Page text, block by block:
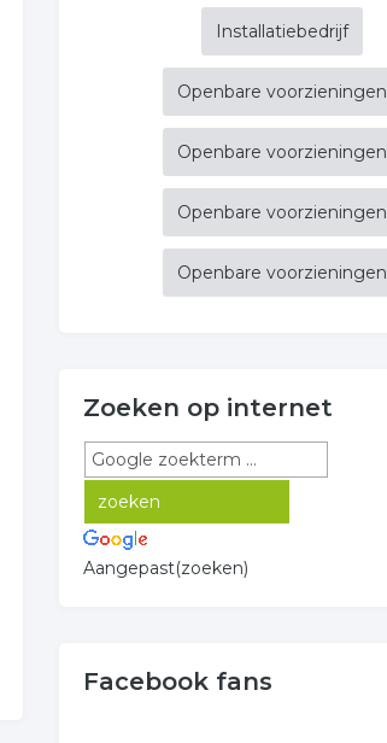
Installatiebedrijf
Openbare voorzieningen
Openbare voorzieningen
Openbare voorzieningen
Openbare voorzieningen
Zoeken op internet
Aangepast(zoeken)
Facebook fans